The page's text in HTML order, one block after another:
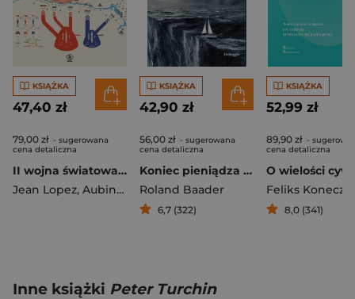
KSIĄŻKA
47,40 zł
79,00 zł - sugerowana
cena detaliczna
II wojna światowa. Infografiki
Jean Lopez, Aubin Nicolas ,Bernard Vincent
KSIĄŻKA
42,90 zł
56,00 zł - sugerowana
cena detaliczna
Koniec pieniądza papierowego
Roland Baader
6,7 (322)
KSIĄŻKA
52,99 zł
89,90 zł -
cena detaliczna
Feliks
8,0 (341)
Inne książki Peter Turchin